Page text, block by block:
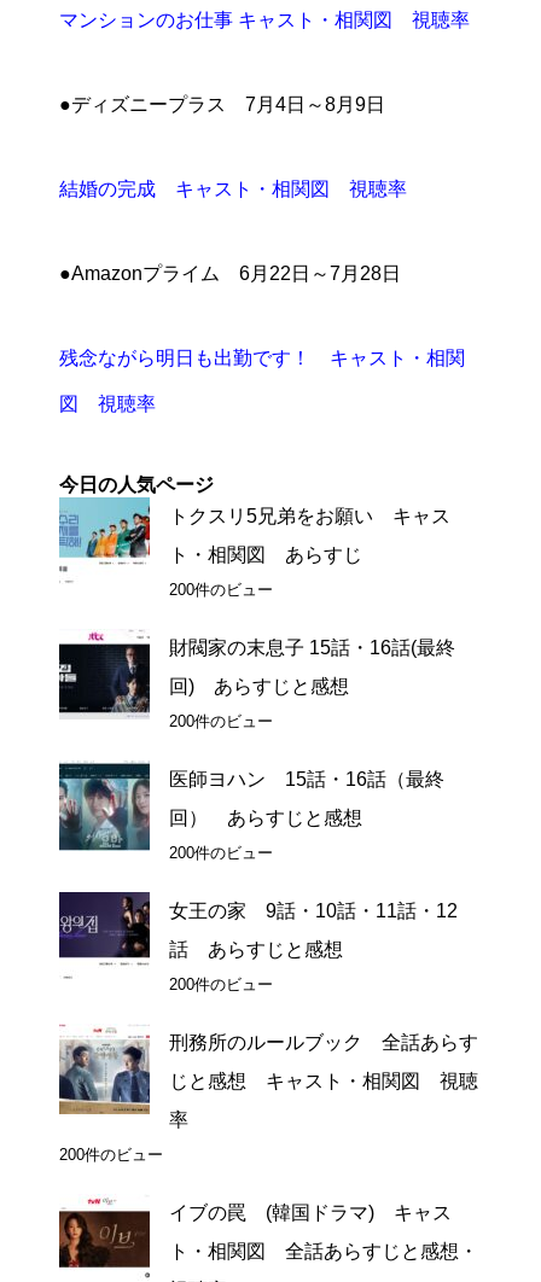
マンションのお仕事 キャスト・相関図 視聴率
●ディズニープラス 7月4日～8月9日
結婚の完成 キャスト・相関図 視聴率
●Amazonプライム 6月22日～7月28日
残念ながら明日も出勤です！ キャスト・相関
図 視聴率
今日の人気ページ
トクスリ5兄弟をお願い キャス
ト・相関図 あらすじ
200件のビュー
財閥家の末息子 15話・16話(最終
回) あらすじと感想
200件のビュー
医師ヨハン 15話・16話（最終
回） あらすじと感想
200件のビュー
女王の家 9話・10話・11話・12
話 あらすじと感想
200件のビュー
刑務所のルールブック 全話あらす
じと感想 キャスト・相関図 視聴
率
200件のビュー
イブの罠 (韓国ドラマ) キャス
ト・相関図 全話あらすじと感想・